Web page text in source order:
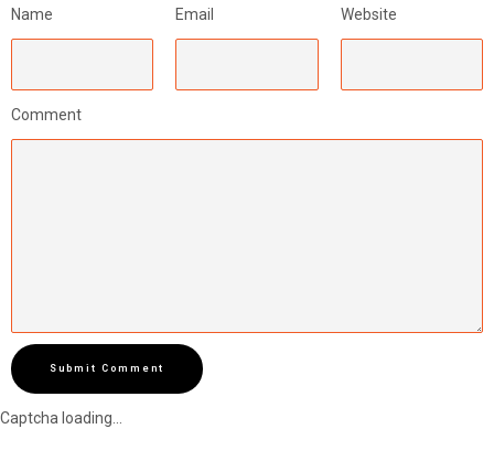
Name Email Website
Comment
Submit Comment
Captcha loading...